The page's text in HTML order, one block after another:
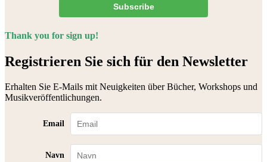
Subscribe
Thank you for sign up!
Registrieren Sie sich für den Newsletter
Erhalten Sie E-Mails mit Neuigkeiten über Bücher, Workshops und
Musikveröffentlichungen.
Email
Navn